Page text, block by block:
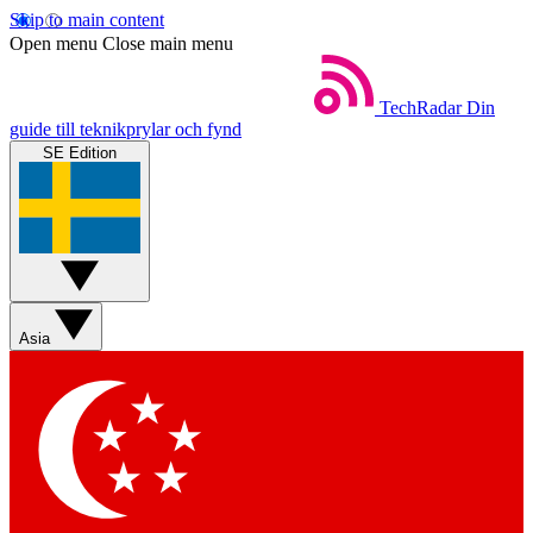
Skip to main content
Open menu Close main menu
TechRadar Din
guide till teknikprylar och fynd
SE Edition
Asia